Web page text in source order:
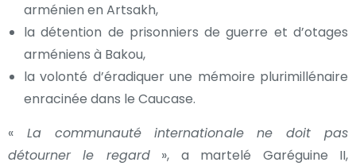
arménien en Artsakh,
la détention de prisonniers de guerre et d’otages
arméniens à Bakou,
la volonté d’éradiquer une mémoire plurimillénaire
enracinée dans le Caucase.
« La communauté internationale ne doit pas
détourner le regard», a martelé Garéguine II,